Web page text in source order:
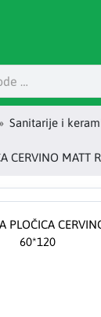
Sanitarije i
CERVINO MATT